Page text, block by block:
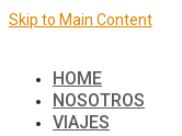
Skip to Main Content
HOME
NOSOTROS
VIAJES